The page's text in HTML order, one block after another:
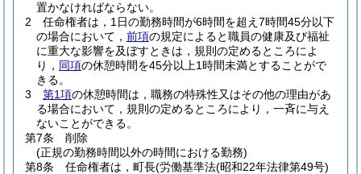
置かなければならない。
2
任命権者は，1日の勤務時間が6時間を超え7時間45分以下
の場合において， 前項の規定によると職員の健康及び福祉
に重大な影響を及ぼすときは，規則の定めるところによ
り， 同項の休憩時間を45分以上1時間未満とすることがで
きる。
3
第1項の休憩時間は，職務の特殊性又はその他の理由があ
る場合において，規則の定めるところにより，一斉に与え
ないことができる。
第7条
削除
(正規の勤務時間以外の時間における勤務)
第8条
任命権者は，町長(労働基準法(昭和22年法律第49号)